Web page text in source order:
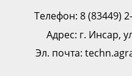
Телефон: 8 (83449)
Адрес: г. Инсар,
Эл. почта: